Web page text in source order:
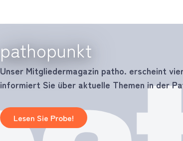
pathopunkt
Unser Mitgliedermagazin patho. erscheint
informiert Sie über aktuelle Themen in der
Lesen Sie Probe!